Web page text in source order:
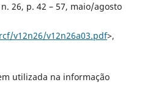
n. 26, p. 42 – 57, maio/agosto
v12n26/v12n26a03.pdf>,
utilizada na informação